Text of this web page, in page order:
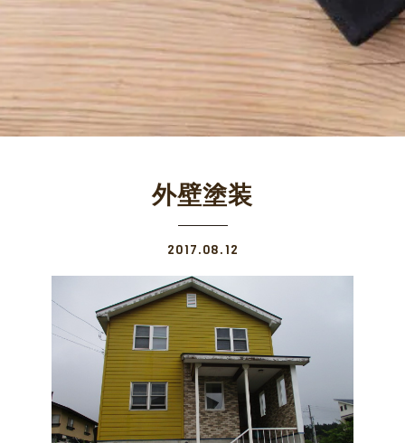
外壁塗装
2017.08.12